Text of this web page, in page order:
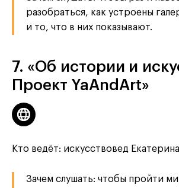
разобраться, как устроены
и то, что в них показывают.
7. «Об истории и
Проект YaAndArt»
Кто ведёт: искусствовед
Зачем слушать: чтобы пройти